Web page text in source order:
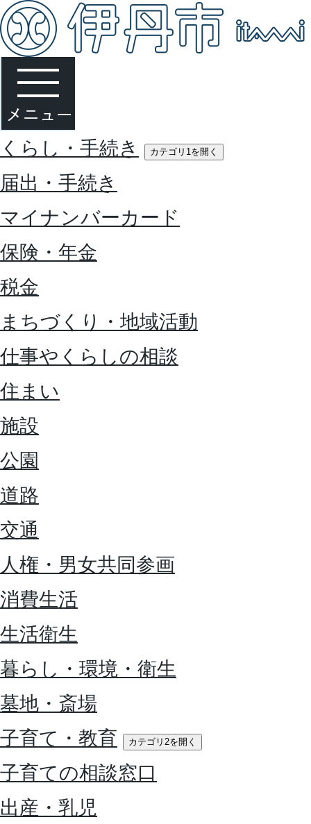
くらし・手続き カテゴリ1を開く
届出・手続き
マイナンバーカード
保険・年金
税金
まちづくり・地域活動
仕事やくらしの相談
住まい
施設
公園
道路
交通
人権・男女共同参画
消費生活
生活衛生
暮らし・環境・衛生
墓地・斎場
子育て・教育
カテゴリ2を開く
子育ての相談窓口
出産・乳児